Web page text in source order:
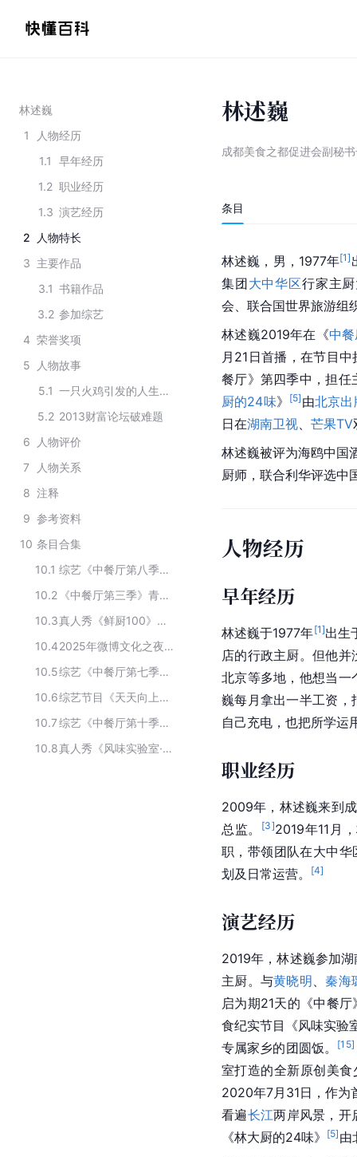
林述巍
1
人物经历
1.1
早年经历
1.2 职业经历
1.3 演艺经历
2
人物特长
3 主要作品
3.1 书籍作品
3.2 参加综艺
4 荣誉奖项
5
人物故事
5.1
一只火鸡引发的人生转折
5.2 2013财富论坛破难题
6
人物评价
7
人物关系
8 注释
9 参考资料
10 条目合集
10.1
综艺《中餐厅第八季》合伙人阵容
10.2
《中餐厅第三季》青春合伙人
10.3
真人秀《鲜厨100》主要演员
10.4
2025年微博文化之夜荣誉名单
10.5
综艺《中餐厅第七季》常驻嘉宾阵容
10.6
综艺节目《天天向上》的主要嘉宾
10.7
综艺《中餐厅第十季》嘉宾阵容
10.8
真人秀《风味实验室·新春特辑》的主要嘉宾
林述巍
成都美食之都促进会副秘
条目
林述巍，男，1977年[1]
集团大中华区行家主
会、联合国世界旅游组
林述巍2019年在《中
月21日首播，在节目中
餐厅》第四季中，担任
厨的24味》 [5] 由北京出
日在湖南卫视 芒果TV
林述巍被评为海鸥中国
厨师，联合利华评选中
人物经历
早年经历
林述巍于1977年[1]出生
店的行政主厨。但他
北京等多地，他想当一
巍每月拿出一半工资，
自己充电，也把所学运
职业经历
2009年，林述巍来到
总监。
[3]2019年11月
职，带领团队在大中华
划及日常运营。
[4]
演艺经历
2019年，林述巍参加
主厨。与黄晓明、秦海
启为期21天的《中餐
食纪实节目《风味实验
专属家乡的团圆饭。
[15]
室打造的全新原创美
2020年7月31日，作为
看遍长江两岸风景，开
《林大厨的24味》
[5] 由